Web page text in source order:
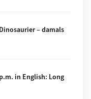
– damals
in English: Long